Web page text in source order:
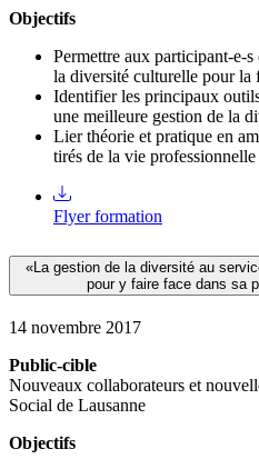
Objectifs
Permettre aux participant-e-
la diversité culturelle pour la
Identifier les principaux
une meilleure gestion de la
Lier théorie et pratique en
tirés de la vie
Flyer formation
«La gestion de la diversité au
pour y faire face dans sa
14 novembre 2017
Public-cible
Nouveaux collaborateurs et
Social de Lausanne
Objectifs